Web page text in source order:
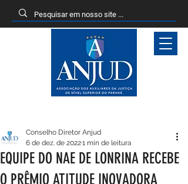
EQUIPE DO NAE DE LONRINA RECEBE
O PRÊMIO ATITUDE INOVADORA
Conselho Diretor Anjud
6 de dez. de 20221 min de leitura